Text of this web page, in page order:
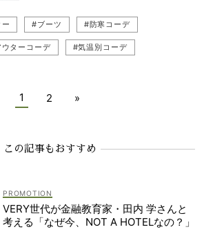
#ブーツ #防寒コーデ
ターコーデ #気温別コーデ
1 2 »
この記事もおすすめ
VERY世代が金融教育家・田内 学さんと
考える「なぜ今、NOT A HOTELなの？」